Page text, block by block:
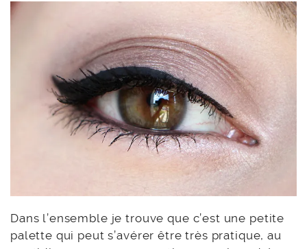
Dans l’ensemble je trouve que c’est une petite
palette qui peut s’avérer être très pratique, au